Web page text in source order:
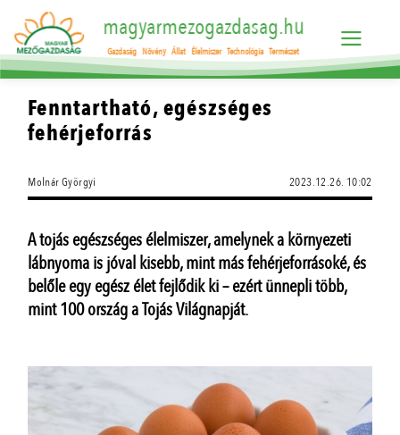
magyarmezogazdasag.hu
Gazdaság Növény Állat Élelmiszer Technológia Természet
Fenntartható, egészséges
fehérjeforrás
Molnár Györgyi 2023.12.26. 10:02
A tojás egészséges élelmiszer, amelynek a környezeti
lábnyoma is jóval kisebb, mint más fehérjeforrásoké, és
belőle egy egész élet fejlődik ki – ezért ünnepli több,
mint 100 ország a Tojás Világnapját.